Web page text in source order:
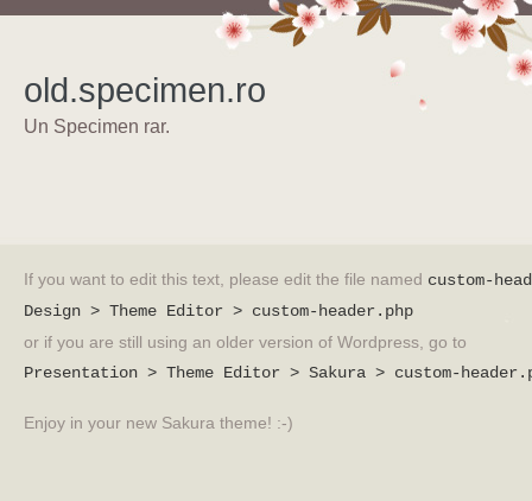
old.specimen.ro
Un Specimen rar.
If you want to edit this text, please edit the file named custom-
Design > Theme Editor > custom-header.php
or if you are still using an older version of Wordpress, go to
Presentation > Theme Editor > Sakura > custom-
Enjoy in your new Sakura theme! :-)